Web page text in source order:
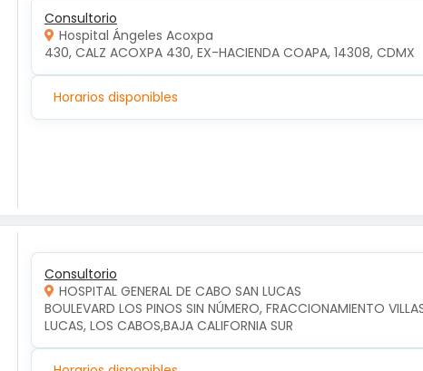
Consultorio
Hospital Ángeles Acoxpa
430, CALZ ACOXPA 430, EX-HACIENDA COAPA, 14308, CDMX
Horarios disponibles
Consultorio
HOSPITAL GENERAL DE CABO SAN LUCAS
BOULEVARD LOS PINOS SIN NÚMERO, FRACCIONAMIENTO
LUCAS, LOS CABOS,BAJA CALIFORNIA SUR